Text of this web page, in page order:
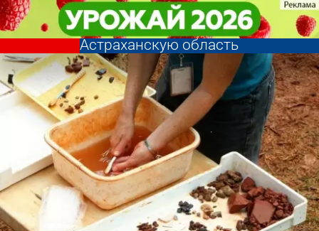
Пензенские археологи поедут в
Рязань, Татарстан и
Астраханскую область
Общество Пензенские археологи поедут в
Рязань, Татарстан и
Астраханскую область
Общество
Другие новости
по теме
Погода и курсы
валют в Пензе